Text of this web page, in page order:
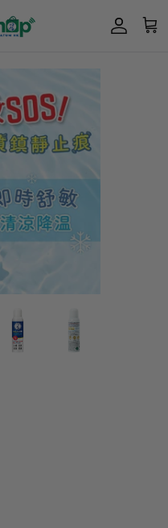
Rohto
旨
、女士護膚、
及樂敦眼藥水
費者的需要。
。